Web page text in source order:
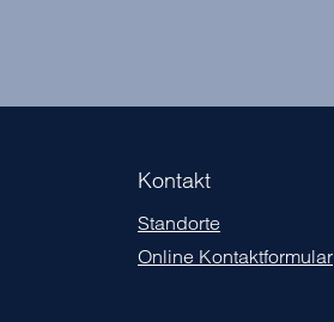
Kontakt
Standorte
Online Kontaktformular